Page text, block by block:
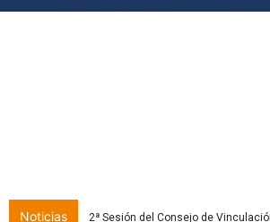
Noticias 2ª Sesión del Consejo de